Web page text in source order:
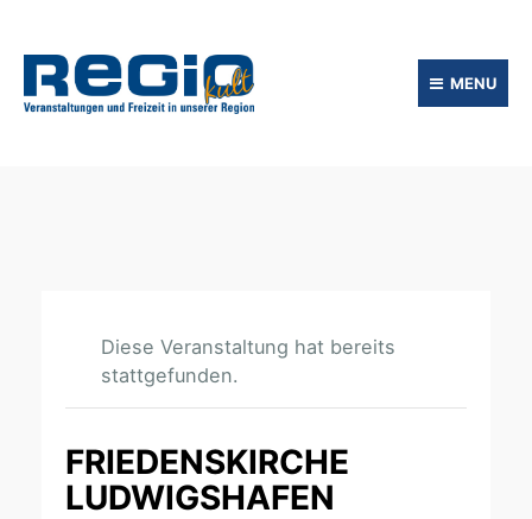
MENU
Diese Veranstaltung hat bereits
stattgefunden.
FRIEDENSKIRCHE
LUDWIGSHAFEN